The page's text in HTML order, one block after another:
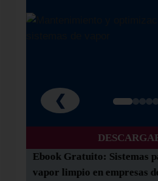
❮
Ebook Gratuito: ​Sistemas
vapor limpio en empresas